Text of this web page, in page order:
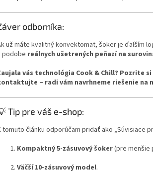
odborníka:
už máte kvalitný konvektomat, šoker je ďalším
podobe reálnych ušetrených peňazí na
vás technológia Cook & Chill? Pozrite
– radi vám navrhneme riešenie na
Tip pre váš e-shop:
tomuto článku odporúčam pridať ako „Súvisiace
Kompaktný 5-zásuvový šoker(pre menšie
Väčší 10-zásuvový model.